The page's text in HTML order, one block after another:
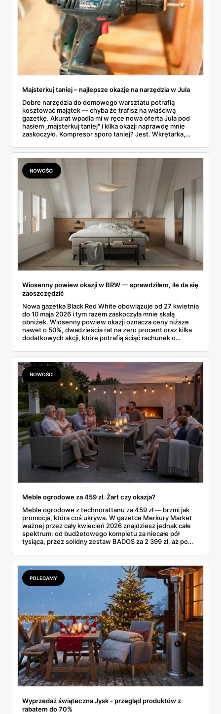
Majsterkuj taniej – najlepsze okazje na narzędzia w Jula
Dobre narzędzia do domowego warsztatu potrafią
kosztować majątek — chyba że trafisz na właściwą
gazetkę. Akurat wpadła mi w ręce nowa oferta Jula pod
hasłem „majsterkuj taniej" i kilka okazji naprawdę mnie
zaskoczyło. Kompresor sporo taniej? Jest. Wkrętarka,
narzędzi — wszystko w jednym miejscu i w cenach, które
nie bolą. Przejrzałem ją produkt po produkcie i wybrałem
to, co faktycznie warto wrzucić do koszyka.
NOWOŚCI
Wiosenny powiew okazji w BRW — sprawdziłem, ile da się
zaoszczędzić
Nowa gazetka Black Red White obowiązuje od 27 kwietnia
do 10 maja 2026 i tym razem zaskoczyła mnie skalą
obniżek. Wiosenny powiew okazji oznacza ceny niższe
nawet o 50%, dwadzieścia rat na zero procent oraz kilka
dodatkowych akcji, które potrafią ściąć rachunek o
sprzed promocji i wybrałem to, co rzeczywiście opłaca się
kupić. Bo każdej wiosny okazji jest sporo, jednak nie
każda warta uwagi. Pokazuję, które meble z gazetki BRW
kupiłbym od ręki, a które wolę ominąć.
NOWOŚCI
Meble ogrodowe za 459 zł. Żart czy okazja?
Meble ogrodowe z technorattanu za 459 zł — brzmi jak
promocja, która coś ukrywa. W gazetce Merkury Market
ważnej przez cały kwiecień 2026 znajdziesz jednak całe
spektrum: od budżetowego kompletu za niecałe pół
tysiąca, przez solidny zestaw BADOS za 2 399 zł, aż po
brzmi „czy kupić", tylko „co tak naprawdę dostajesz za tę
cenę" — i właśnie to sprawdziłem.
POLECAMY
Wyprzedaż świąteczna Jysk - przegląd produktów z
rabatem do 70%